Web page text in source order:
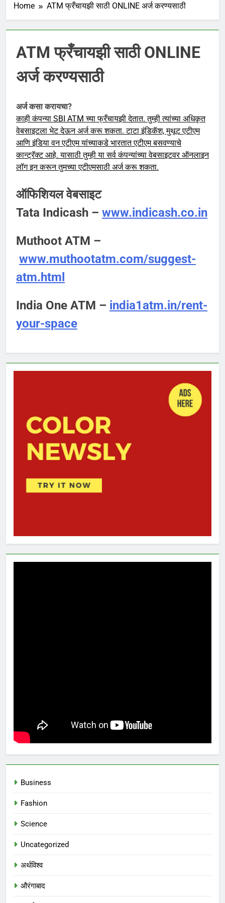
Home ATM फ्रँचायझी साठी ONLINE अर्ज करण्यसाठी
ATM फ्रँचायझी साठी ONLINE
अर्ज करण्यसाठी
अर्ज कसा करायचा?
काही कंपन्या SBI ATM च्या फ्रँचायझी देतात. तुम्ही त्यांच्या अधिकृत
वेबसाइटला भेट देऊन अर्ज करू शकता. टाटा इंडिकॅश, मुथूट एटीएम
आणि इंडिया वन एटीएम यांच्याकडे भारतात एटीएम बसवण्याचे
कान्ट्रॅक्ट आहे. यासाठी तुम्ही या सर्व कंपन्यांच्या वेबसाइटवर ऑनलाइन
लॉग इन करून तुमच्या एटीएमसाठी अर्ज करू शकता.
ऑफिशियल वेबसाइट
Tata Indicash – www.indicash.co.in
Muthoot ATM –
www.muthootatm.com/suggest-
atm.html
India One ATM – india1atm.in/rent-
your-space
Business
Fashion
Science
Uncategorized
अर्थविश्व
औरंगाबाद